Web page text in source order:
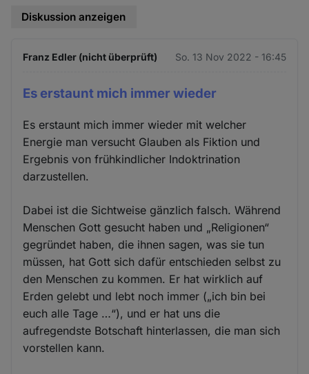
Diskussion anzeigen
Franz Edler (nicht überprüft) So. 13 Nov 2022 - 16:45
Es erstaunt mich immer wieder
Es erstaunt mich immer wieder mit welcher
Energie man versucht Glauben als Fiktion und
Ergebnis von frühkindlicher Indoktrination
darzustellen.
Dabei ist die Sichtweise gänzlich falsch. Während
Menschen Gott gesucht haben und „Religionen“
gegründet haben, die ihnen sagen, was sie tun
müssen, hat Gott sich dafür entschieden selbst zu
den Menschen zu kommen. Er hat wirklich auf
Erden gelebt und lebt noch immer („ich bin bei
euch alle Tage …“), und er hat uns die
aufregendste Botschaft hinterlassen, die man sich
vorstellen kann.